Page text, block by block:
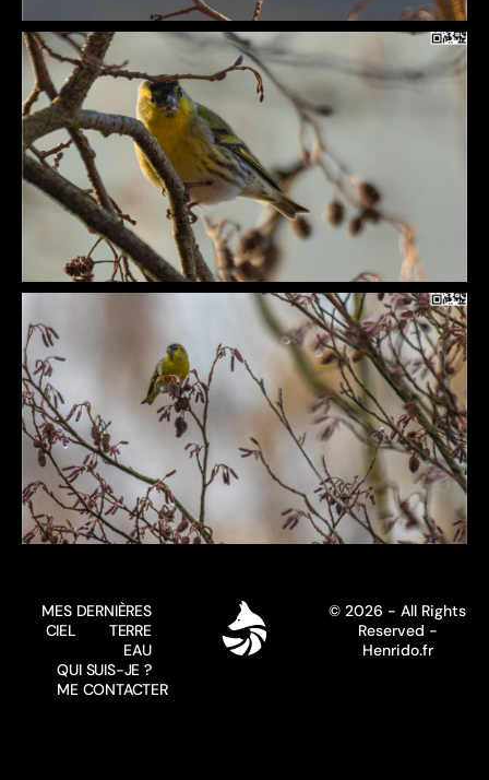
© 2026 - All Rights
Reserved -
Henrido.fr
MES DERNIÈRES
CIEL
TERRE
EAU
QUI SUIS-JE ?
ME CONTACTER